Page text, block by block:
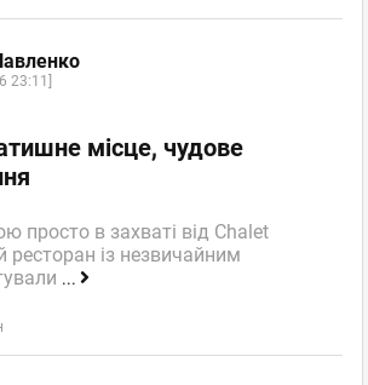
23:11]
місце, чудове
просто в захваті від Chalet
ресторан із незвичайним
...